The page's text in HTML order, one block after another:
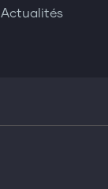
Actualités